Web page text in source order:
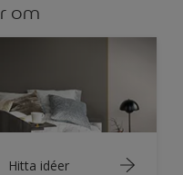
om
Hitta idéer